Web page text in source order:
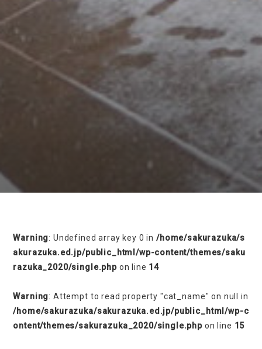
on line
Warning: Undefined array key 0 in /home/sakurazuka/s
akurazuka.ed.jp/public_html/wp-content/themes/saku
razuka_2020/single.phpon line 14
Warning: Attempt to read property "cat_name" on null in
/home/sakurazuka/sakurazuka.ed.jp/public_html/wp-c
ontent/themes/sakurazuka_2020/single.php on line 15